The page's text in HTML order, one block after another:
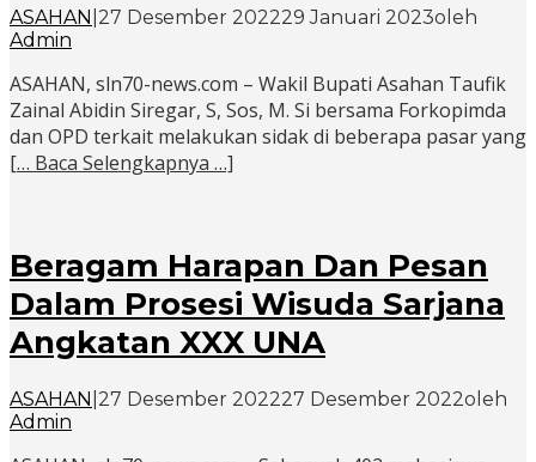
ASAHAN 27 Desember 202229 Januari 2023oleh
Admin
ASAHAN, sln70-news.com – Wakil Bupati Asahan Taufik
Zainal Abidin Siregar, S, Sos, M. Si bersama Forkopimda
dan OPD terkait melakukan sidak di beberapa pasar yang
[… Baca Selengkapnya …]
Beragam Harapan Dan Pesan
Dalam Prosesi Wisuda Sarjana
Angkatan XXX UNA
ASAHAN 27 Desember 202227 Desember 2022oleh
Admin